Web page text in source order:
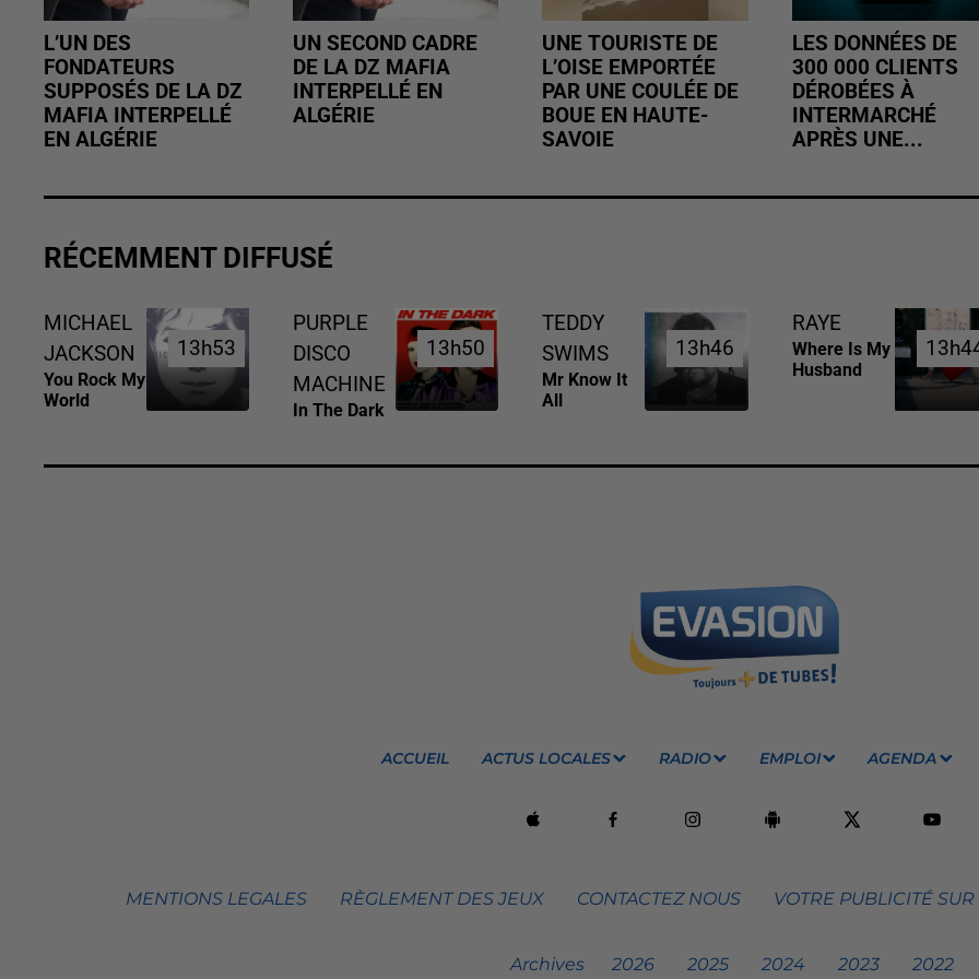
L’UN DES
FONDATEURS
SUPPOSÉS DE LA DZ
MAFIA INTERPELLÉ
EN ALGÉRIE
UN SECOND CADRE
DE LA DZ MAFIA
INTERPELLÉ EN
ALGÉRIE
UNE TOURISTE DE
L’OISE EMPORTÉE
PAR UNE COULÉE DE
BOUE EN HAUTE-
SAVOIE
LES DONNÉES DE
300 000 CLIENTS
DÉROBÉES À
INTERMARCHÉ
APRÈS UNE...
RÉCEMMENT DIFFUSÉ
MICHAEL
JACKSON
You Rock My
World
13h53
13h53
PURPLE
DISCO
MACHINE
In The Dark
13h50
13h50
TEDDY
SWIMS
Mr Know It
All
13h46
13h46
RAYE
Where Is My
Husband
ACCUEIL ACTUS LOCALES RADIO EMPLOI AGENDA
MENTIONS LEGALES RÈGLEMENT DES JEUX CONTACTEZ NOUS VOTRE PUBLICITÉ
Archives 2026 2025 2024 2023 2022